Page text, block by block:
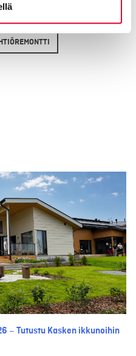
– Tutustu Kasken ikkunoihin